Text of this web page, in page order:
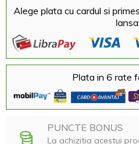
Alege plata cu cardul si
Plata in 6 rate
PUNCTE BONUS
La achizitia acestui